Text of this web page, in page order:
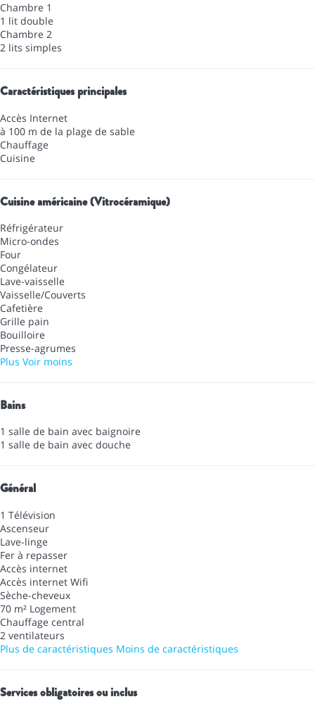
Chambre 1
1 lit double
Chambre 2
2 lits simples
Caractéristiques principales
Accès Internet
à 100 m de la plage de sable
Chauffage
Cuisine
Cuisine américaine (Vitrocéramique)
Réfrigérateur
Micro-ondes
Four
Congélateur
Lave-vaisselle
Vaisselle/Couverts
Cafetière
Grille pain
Bouilloire
Presse-agrumes
Plus Voir moins
Bains
1 salle de bain avec baignoire
1 salle de bain avec douche
Général
1 Télévision
Ascenseur
Lave-linge
Fer à repasser
Accès internet
Accès internet Wifi
Sèche-cheveux
70 m² Logement
Chauffage central
2 ventilateurs
Plus de caractéristiques Moins de caractéristiques
Services obligatoires ou inclus